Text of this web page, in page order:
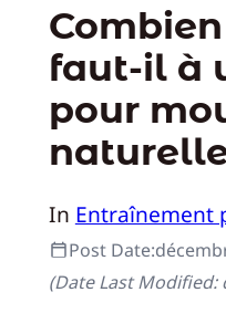
faut-il à
pour
In Entraînement
Post Date:
(Date Last Modified: